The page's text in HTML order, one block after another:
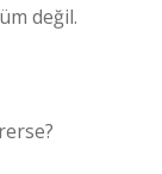
değil.